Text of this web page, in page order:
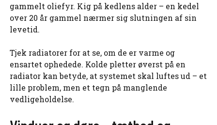
gammelt oliefyr. Kig på kedlens alder – en kedel
over 20 år gammel nærmer sig slutningen af sin
levetid.
Tjek radiatorer for at se, om de er varme og
ensartet ophedede. Kolde pletter øverst på en
radiator kan betyde, at systemet skal luftes ud – et
lille problem, men et tegn på manglende
vedligeholdelse.